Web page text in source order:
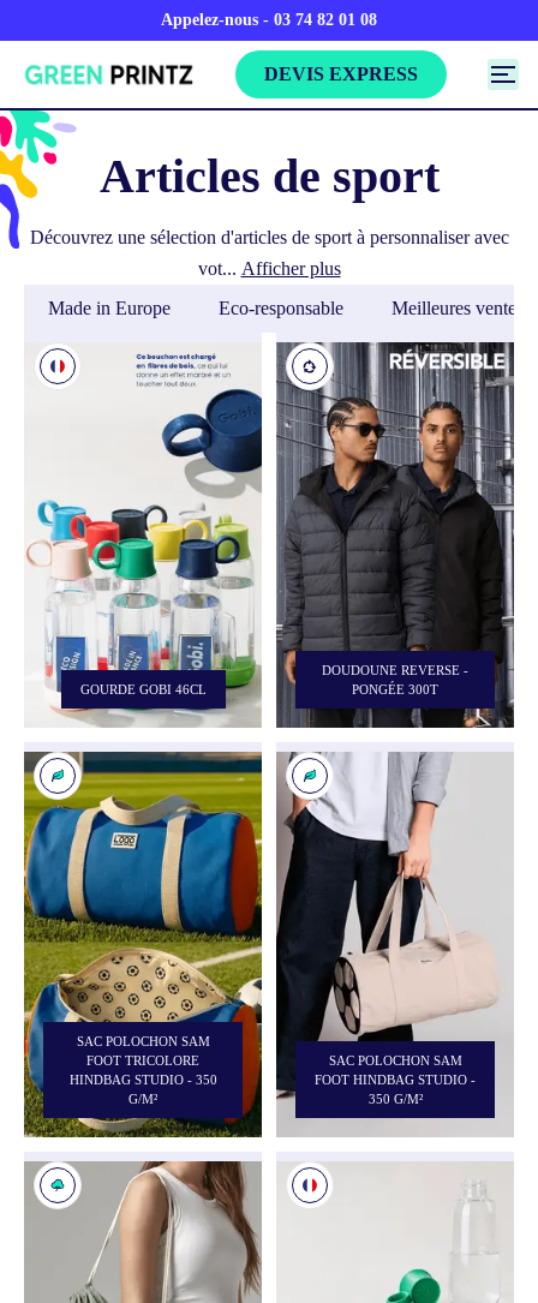
Appelez-nous - 03 74 82 01 08
DEVIS EXPRESS
Articles de sport
Découvrez une sélection d'articles de sport à personnaliser avec
vot... Afficher plus
Made in Europe
Eco-responsable Meilleures ventes
GOURDE GOBI 46CL
DOUDOUNE REVERSE -
PONGÉE 300T
SAC POLOCHON SAM
FOOT TRICOLORE
HINDBAG STUDIO - 350
G/M²
SAC POLOCHON SAM
FOOT HINDBAG STUDIO -
350 G/M²